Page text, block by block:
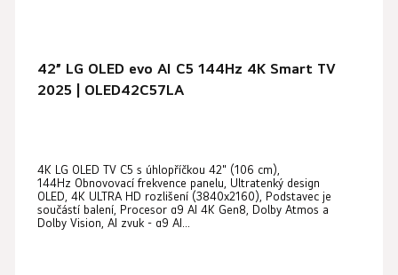
42” LG OLED evo AI C5 144Hz 4K Smart TV
2025 | OLED42C57LA
hodnocení
produktu
je
4K LG OLED TV C5 s úhlopříčkou 42" (106 cm),
144Hz Obnovovací frekvence panelu, Ultratenký design
OLED, 4K ULTRA HD rozlišení (3840x2160), Podstavec je
součástí balení, Procesor α9 AI 4K Gen8, Dolby Atmos a
Dolby Vision, AI zvuk - α9 AI...